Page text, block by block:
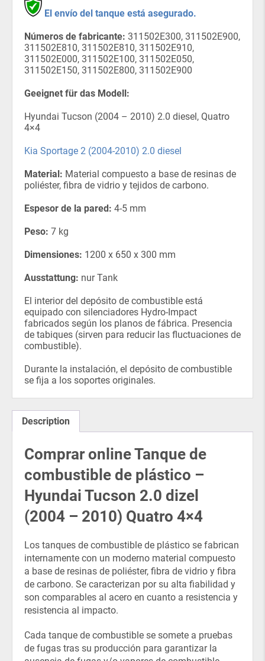
El envío del tanque está asegurado.
Números de fabricante: 311502E300, 311502E900,
311502E810, 311502E810, 311502E910,
311502E000, 311502E100, 311502E050,
311502E150, 311502E800, 311502E900
Geeignet für das Modell:
Hyundai Tucson (2004 – 2010) 2.0 diesel, Quatro
4×4
Kia Sportage 2 (2004-2010) 2.0 diesel
Material: Material compuesto a base de resinas de
poliéster, fibra de vidrio y tejidos de carbono.
Espesor de la pared: 4-5 mm
Peso: 7 kg
Dimensiones: 1200 x 650 x 300 mm
Ausstattung: nur Tank
El interior del depósito de combustible está
equipado con silenciadores Hydro-Impact
fabricados según los planos de fábrica. Presencia
de tabiques (sirven para reducir las fluctuaciones de
combustible).
Durante la instalación, el depósito de combustible
se fija a los soportes originales.
Description
Comprar online Tanque de
combustible de plástico –
Hyundai Tucson 2.0 dizel
(2004 – 2010) Quatro 4×4
Los tanques de combustible de plástico se fabrican
internamente con un moderno material compuesto
a base de resinas de poliéster, fibra de vidrio y fibra
de carbono. Se caracterizan por su alta fiabilidad y
son comparables al acero en cuanto a resistencia y
resistencia al impacto.
Cada tanque de combustible se somete a pruebas
de fugas tras su producción para garantizar la